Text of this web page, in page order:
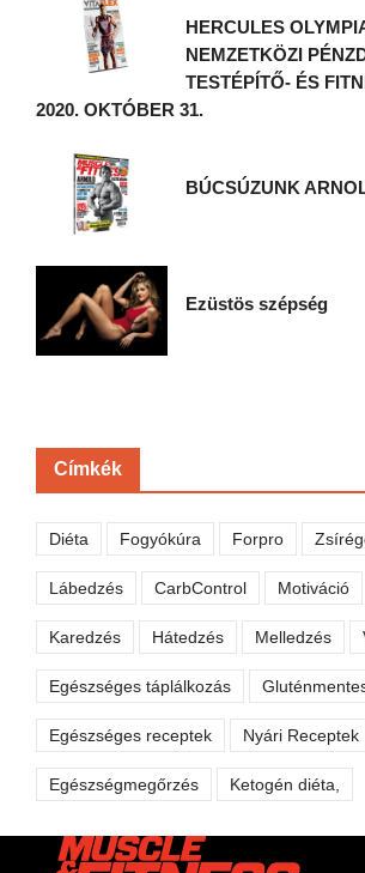
HERCULES
NEMZETKÖZI
TESTÉPÍTŐ- ÉS
2020. OKTÓBER 31.
BÚCSÚZUNK
Ezüstös szépség
Címkék
Diéta Fogyókúra Forpro
Lábedzés CarbControl Motiváció
Karedzés Hátedzés Melledzés
Egészséges táplálkozás
Egészséges receptek Nyári Receptek
Egészségmegőrzés Ketogén diéta,